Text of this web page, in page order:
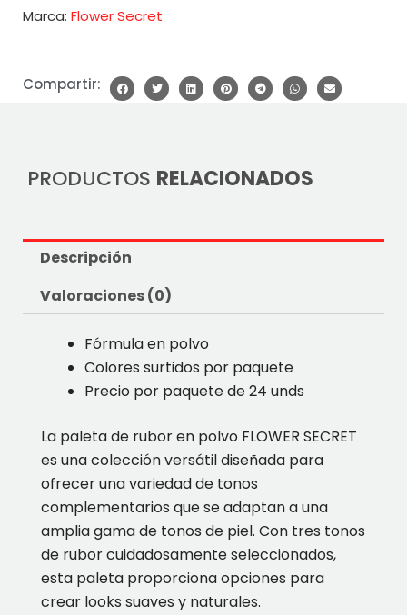
Marca: Flower Secret
Compartir:
PRODUCTOS RELACIONADOS
Descripción
Valoraciones (0)
Fórmula en polvo
Colores surtidos por paquete
Precio por paquete de 24 unds
La paleta de rubor en polvo FLOWER SECRET
es una colección versátil diseñada para
ofrecer una variedad de tonos
complementarios que se adaptan a una
amplia gama de tonos de piel. Con tres tonos
de rubor cuidadosamente seleccionados,
esta paleta proporciona opciones para
crear looks suaves y naturales.